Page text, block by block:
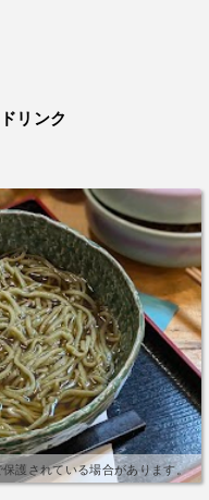
リンク
護されている場合があります。